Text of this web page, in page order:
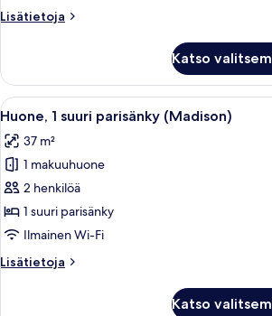
Lisätietoja
Lisätietoja
Katso
Avaa
kaikki
huonetyypin
Huone,
1
suuri
parisänky
kuvat
3
Huone, 1 suuri parisänky (Madison)
37 m²
1 makuuhuone
2 henkilöä
1 suuri parisänky
Ilmainen Wi-Fi
Lisätietoja
Lisätietoja
Katso